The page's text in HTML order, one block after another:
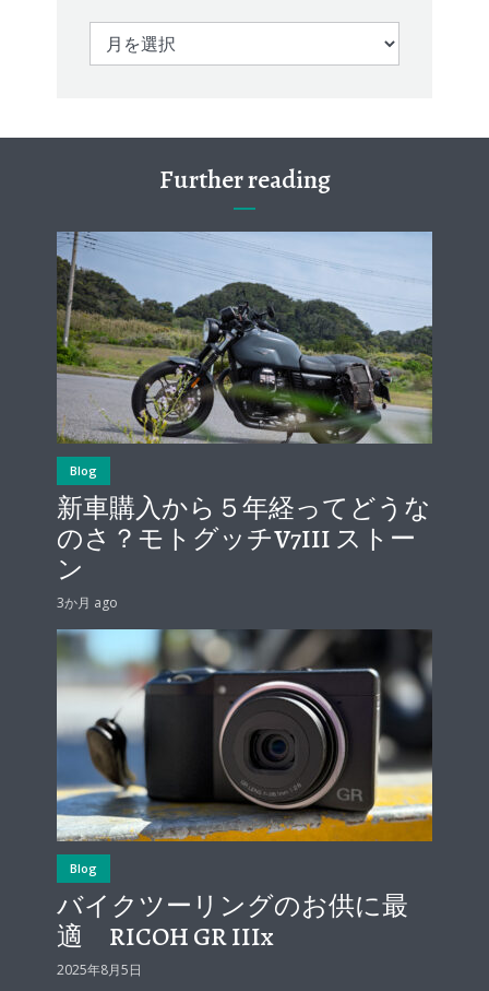
ブ
Further reading
Blog
新車購入から５年経ってどうな
のさ？モトグッチV7III ストー
ン
3か月 ago
Blog
バイクツーリングのお供に最
適 RICOH GR IIIx
2025年8月5日